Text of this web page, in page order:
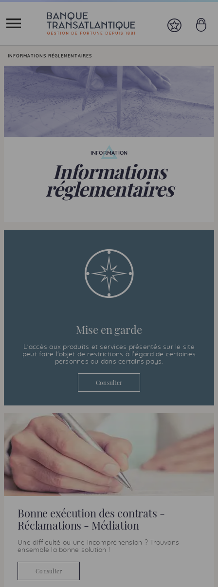
Vous êtes ici:
INFORMATIONS RÉGLEMENTAIRES
INFORMATION
Informations
réglementaires
Mise en garde
L'accès aux produits et services présentés sur le site
peut faire l'objet de restrictions à l'égard de certaines
personnes ou dans certains pays.
Consulter
Bonne exécution des contrats -
Réclamations - Médiation
Une difficulté ou une incompréhension ? Trouvons
ensemble la bonne solution !
Consulter